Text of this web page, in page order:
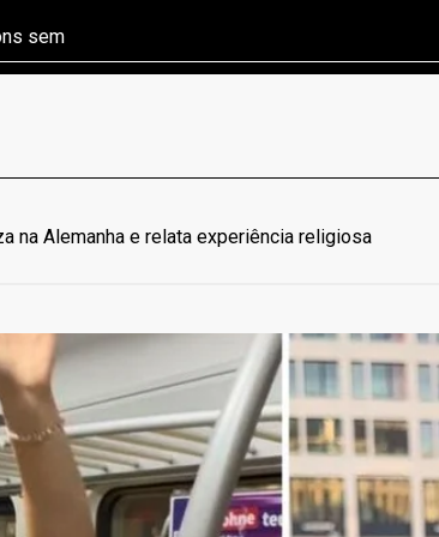
sem
na Alemanha e relata experiência religiosa